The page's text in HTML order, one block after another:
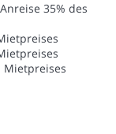
35% des
Mietpreises